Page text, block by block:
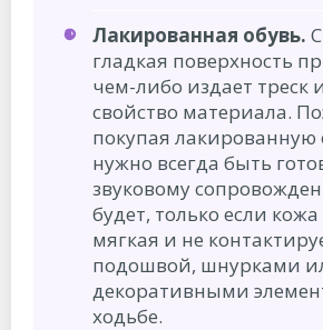
Лакированная обувь.
гладкая поверхность
чем-либо издает треск
свойство материала.
покупая лакированную
нужно всегда быть
звуковому
будет, только если
мягкая и не
подошвой, шнурками
декоративными
ходьбе.